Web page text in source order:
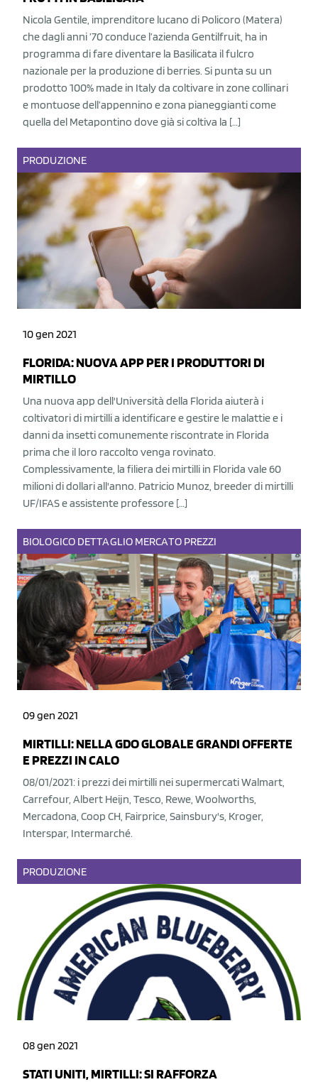
Nicola Gentile, imprenditore lucano di Policoro (Matera)
che dagli anni ’70 conduce l’azienda Gentilfruit, ha in
programma di fare diventare la Basilicata il fulcro
nazionale per la produzione di berries. Si punta su un
prodotto 100% made in Italy da coltivare in zone collinari
e montuose dell’appennino e zona pianeggianti come
quella del Metapontino dove già si coltiva la […]
PRODUZIONE
10 gen 2021
FLORIDA: NUOVA APP PER I PRODUTTORI DI
MIRTILLO
Una nuova app dell'Università della Florida aiuterà i
coltivatori di mirtilli a identificare e gestire le malattie e i
danni da insetti comunemente riscontrate in Florida
prima che il loro raccolto venga rovinato.
Complessivamente, la filiera dei mirtilli in Florida vale 60
milioni di dollari all'anno. Patricio Munoz, breeder di mirtilli
UF/IFAS e assistente professore […]
BIOLOGICO DETTAGLIO MERCATO PREZZI
09 gen 2021
MIRTILLI: NELLA GDO GLOBALE GRANDI OFFERTE
E PREZZI IN CALO
08/01/2021: i prezzi dei mirtilli nei supermercati Walmart,
Carrefour, Albert Heijn, Tesco, Rewe, Woolworths,
Mercadona, Coop CH, Fairprice, Sainsbury's, Kroger,
Interspar, Intermarché.
PRODUZIONE
08 gen 2021
STATI UNITI, MIRTILLI: SI RAFFORZA